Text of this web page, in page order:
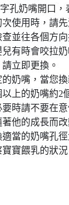
孔奶嘴開口，
使用時，請先
並往各個方
有時會咬拉
立即更換。
奶嘴，當您
上的奶嘴約2
時請不要在
他的成長而
當的奶嘴孔
寶餵乳的狀